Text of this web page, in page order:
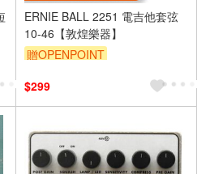
ERNIE BALL 2251 電吉他套弦
10-46【敦煌樂器】
贈OPENPOINT
$299